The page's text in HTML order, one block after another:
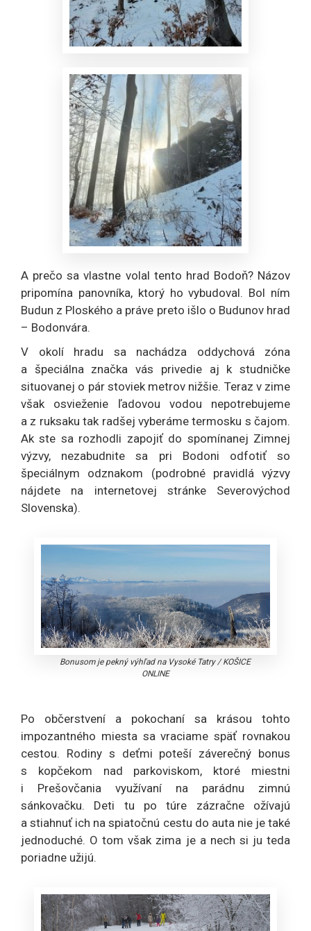
A prečo sa vlastne volal tento hrad Bodoň? Názov
pripomína panovníka, ktorý ho vybudoval. Bol ním
Budun z Ploského a práve preto išlo o Budunov hrad
– Bodonvára.
V okolí hradu sa nachádza oddychová zóna
a špeciálna značka vás privedie aj k studničke
situovanej o pár stoviek metrov nižšie. Teraz v zime
však osvieženie ľadovou vodou nepotrebujeme
a z ruksaku tak radšej vyberáme termosku s čajom.
Ak ste sa rozhodli zapojiť do spomínanej Zimnej
výzvy, nezabudnite sa pri Bodoni odfotiť so
špeciálnym odznakom (podrobné pravidlá výzvy
nájdete na internetovej stránke Severovýchod
Slovenska).
Bonusom je pekný výhľad na Vysoké Tatry/KOŠICE
ONLINE
Po občerstvení a pokochaní sa krásou tohto
impozantného miesta sa vraciame späť rovnakou
cestou. Rodiny s deťmi poteší záverečný bonus
s kopčekom nad parkoviskom, ktoré miestni
i Prešovčania využívaní na parádnu zimnú
sánkovačku. Deti tu po túre zázračne ožívajú
a stiahnuť ich na spiatočnú cestu do auta nie je také
jednoduché. O tom však zima je a nech si ju teda
poriadne užijú.